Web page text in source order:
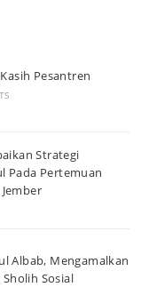
Pesantren
Strategi
Pada Pertemuan
Albab, Mengamalkan
Sosial